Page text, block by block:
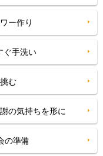
ー作り
ぐ手洗い
む
の気持ちを形に
の準備